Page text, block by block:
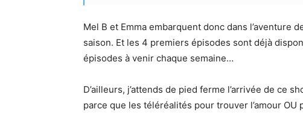
Mel B et Emma embarquent donc dans l’aventure
saison. Et les 4 premiers épisodes sont déjà
épisodes à venir chaque semaine…
D’ailleurs, j’attends de pied ferme l’arrivée de ce
parce que les téléréalités pour trouver l’amour